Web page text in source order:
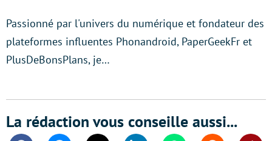
Passionné par l'univers du numérique et fondateur des
plateformes influentes Phonandroid, PaperGeekFr et
PlusDeBonsPlans, je…
La rédaction vous conseille aussi...